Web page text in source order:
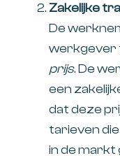
Zakelijke
De
werkgever
prijs. De
een
dat deze
tarieven
in de markt